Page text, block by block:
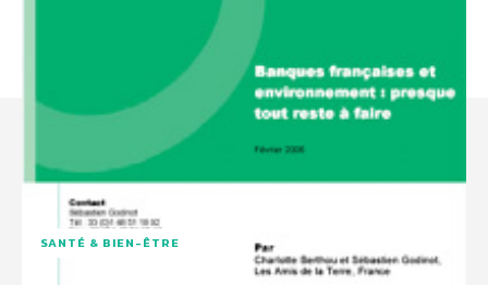
SANTÉ & BIEN-ÊTRE